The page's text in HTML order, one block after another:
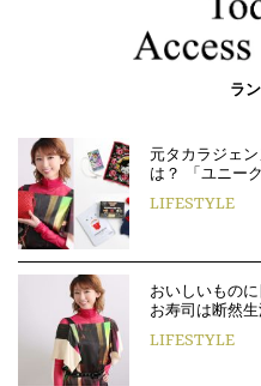
ラ
元タカラジェ
は？ 「ユニー
LIFESTYLE
おいしいもの
お寿司は断然
LIFESTYLE